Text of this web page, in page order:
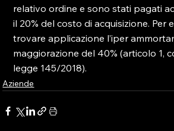
relativo ordine e sono stati pagati
il 20% del costo di acquisizione. Per
trovare applicazione l’iper
maggiorazione del 40% (articolo 1,
legge 145/2018).
Aziende